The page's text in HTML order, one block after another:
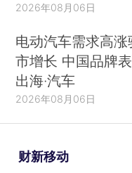
2026年08月06日
电动汽车需求高
市增长 中国品牌表
出海·汽车
2026年08月06日
财新移动